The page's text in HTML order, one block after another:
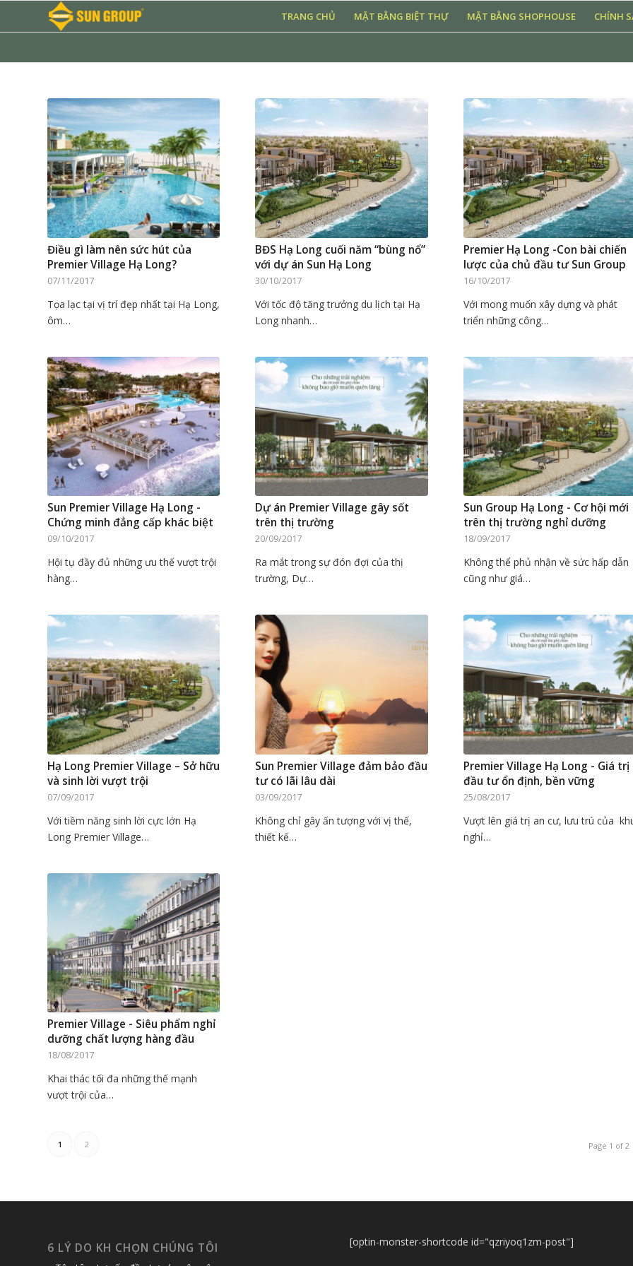
TRANG CHỦ MẶT BẰNG BIỆT THỰ MẶT BẰNG SHOPHOUSE CHÍNH
Điều gì làm nên sức hút của
Premier Village Hạ Long?
07/11/2017
Tọa lạc tại vị trí đẹp nhất tại Hạ Long,
ôm…
BĐS Hạ Long cuối năm “bùng nổ”
với dự án Sun Hạ Long
30/10/2017
Với tốc độ tăng trưởng du lịch tại Hạ
Long nhanh…
Premier Hạ Long -Con bài chiến
lược của chủ đầu tư Sun Group
16/10/2017
Với mong muốn xây dựng và phát
triển những công…
Sun Premier Village Hạ Long -
Chứng minh đẳng cấp khác biệt
09/10/2017
Hội tụ đầy đủ những ưu thế vượt trội
hàng…
Dự án Premier Village gây sốt
trên thị trường
20/09/2017
Ra mắt trong sự đón đợi của thị
trường, Dự…
Sun Group Hạ Long - Cơ hội mới
trên thị trường nghỉ dưỡng
18/09/2017
Không thể phủ nhận về sức hấp dẫn
cũng như giá…
Hạ Long Premier Village – Sở hữu
và sinh lời vượt trội
07/09/2017
Với tiềm năng sinh lời cực lớn Hạ
Long Premier Village…
Sun Premier Village đảm bảo đầu
tư có lãi lâu dài
03/09/2017
Không chỉ gây ấn tượng với vị thế,
thiết kế…
Premier Village Hạ Long - Giá trị
đầu tư ổn định, bền vững
25/08/2017
Vượt lên giá trị an cư, lưu trú của
nghỉ…
Premier Village - Siêu phẩm nghỉ
dưỡng chất lượng hàng đầu
18/08/2017
Khai thác tối đa những thế mạnh
vượt trội của…
Page 1 of 2
1 2
6 LÝ DO KH CHỌN CHÚNG TÔI [optin-monster-shortcode id="qzriyoq1zm-post"]